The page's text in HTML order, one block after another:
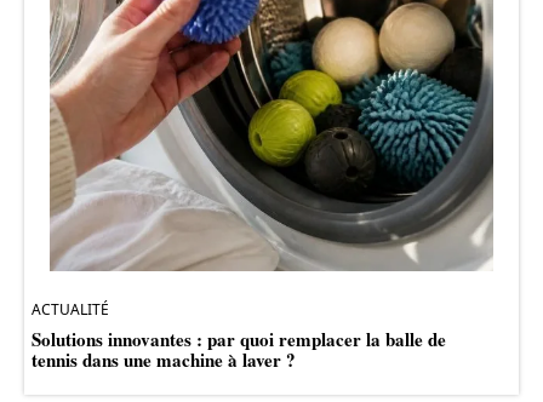
ACTUALITÉ
Solutions innovantes : par quoi remplacer la balle de
tennis dans une machine à laver ?